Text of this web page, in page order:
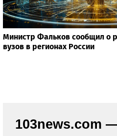
Министр Фальков сообщил о
вузов в регионах России
103news.com